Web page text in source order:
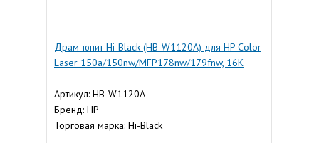
Драм-юнит Hi-Black (HB-W1120A) для HP Color
Laser 150a/150nw/MFP178nw/179fnw, 16K
Артикул: HB-W1120A
Бренд: HP
Торговая марка: Hi-Black